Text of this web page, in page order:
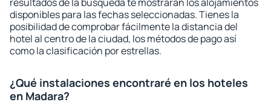
disponibles para las fechas seleccionadas. Tienes la
posibilidad de comprobar fácilmente la distancia del
hotel al centro de la ciudad, los métodos de pago así
como la clasificación por estrellas.
¿Qué instalaciones encontraré en los hoteles
en Madara?